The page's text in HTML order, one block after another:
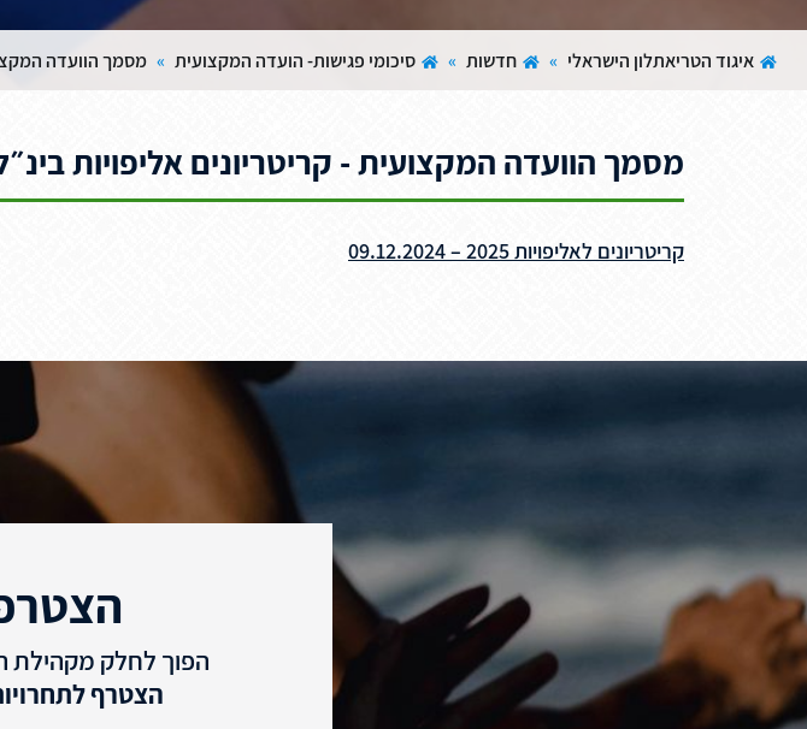
איגוד הטריאתלון הישראלי » חדשות » סיכומי פגישות- הועדה המקצועית » מסמך הוועדה
מסמך הוועדה המקצועית - קריטריונים אליפויות בינ״ל
קריטריונים לאליפויות 2025 – 09.12.2024
הפוך לחלק מקהילת
הצטרף